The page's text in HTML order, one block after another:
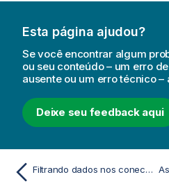
Esta página ajudou?
Se você encontrar algum
ou seu conteúdo – um erro
ausente ou um erro técnico –
Deixe seu feedback aqui
Filtrando dados nos conectores de dados